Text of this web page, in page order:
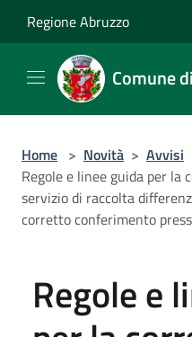
Regione Abruzzo
Comune
Home > Novità > Avvisi
Regole e linee guida per la
servizio di raccolta
corretto conferimento
Regole e